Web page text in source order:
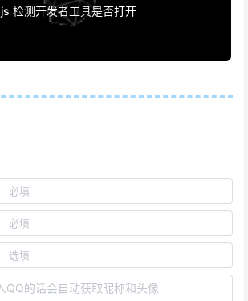
js 检测开发者工具是否打开